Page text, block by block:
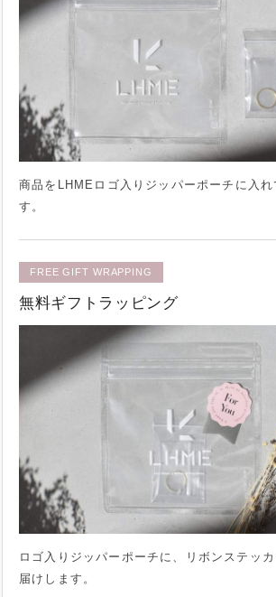
商品を LHMEロゴ入りジッパーポーチ に入れ
す。
FREE GIFT WRAPPING
無料ギフトラッピング
ロゴ入りジッパーポーチに、 リボンステッカ
届けします。